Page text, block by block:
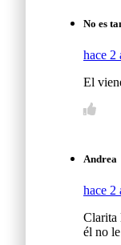
No es
hace 2
El
Andrea
hace 2
Clarita
él no